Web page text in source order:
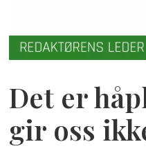
Det er
gir oss